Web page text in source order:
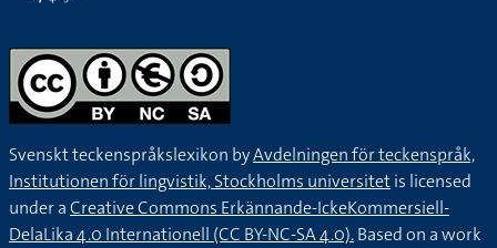
Svenskt teckenspråkslexikon byAvdelningen för teckenspråk,
Institutionen för lingvistik, Stockholms universitetis licensed
under aCreative Commons Erkännande-IckeKommersiell-
DelaLika 4.0 Internationell (CC BY-NC-SA 4.0).Based on a work